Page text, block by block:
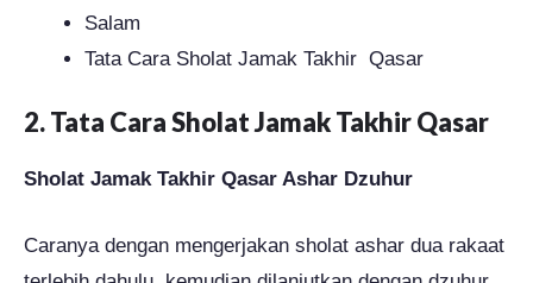
Salam
Tata Cara Sholat Jamak Takhir Qasar
2. Tata Cara Sholat Jamak Takhir Qasar
Sholat Jamak Takhir Qasar Ashar Dzuhur
Caranya dengan mengerjakan sholat ashar dua rakaat